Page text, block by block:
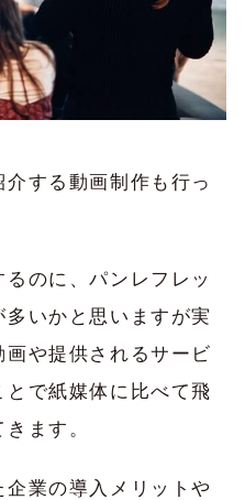
する動画制作も行っ
のに、パンレフレッ
多いかと思いますが実
や提供されるサービ
で紙媒体に比べて飛
ます。
業の導入メリットや